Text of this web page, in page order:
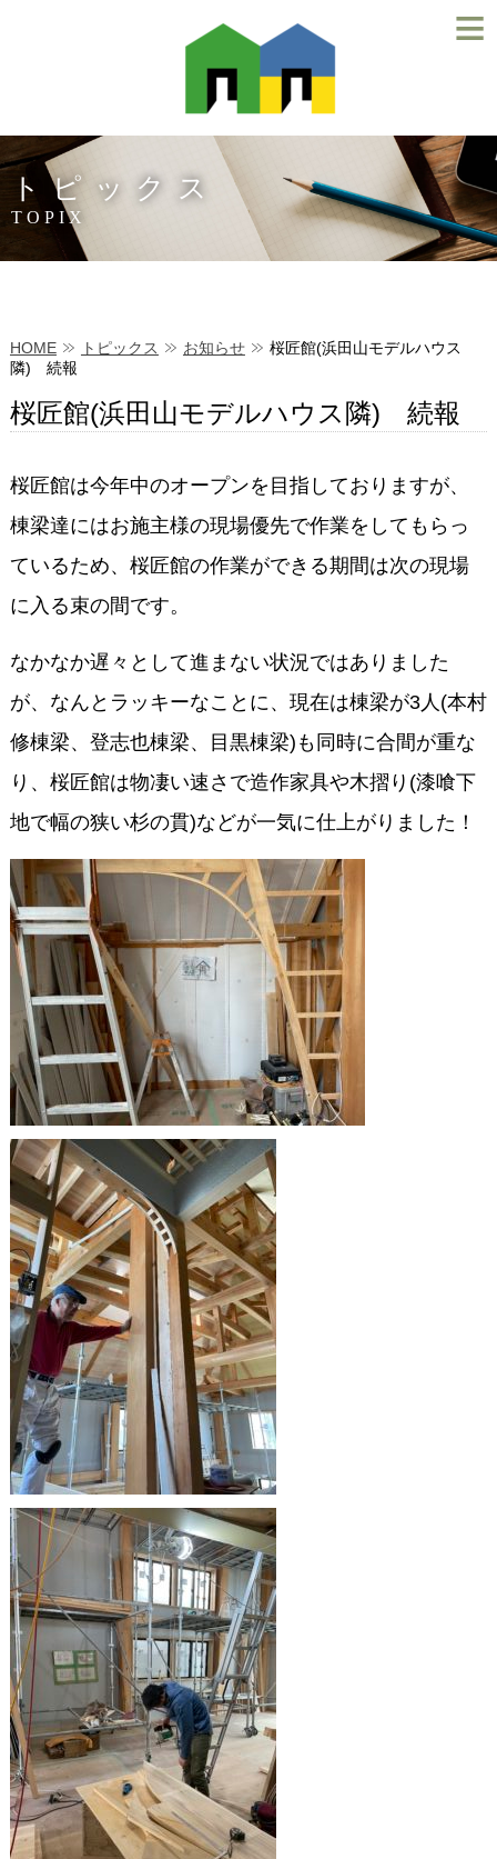
トピックス
TOPIX
HOME トピックス お知らせ
桜匠館(浜田山モデルハウス
隣) 続報
桜匠館(浜田山モデルハウス隣) 続報
桜匠館は今年中のオープンを目指しておりますが、
棟梁達にはお施主様の現場優先で作業をしてもらっ
ているため、桜匠館の作業ができる期間は次の現場
に入る束の間です。
なかなか遅々として進まない状況ではありました
が、なんとラッキーなことに、現在は棟梁が3人(本村
修棟梁、登志也棟梁、目黒棟梁)も同時に合間が重な
り、桜匠館は物凄い速さで造作家具や木摺り(漆喰下
地で幅の狭い杉の貫)などが一気に仕上がりました！
≡